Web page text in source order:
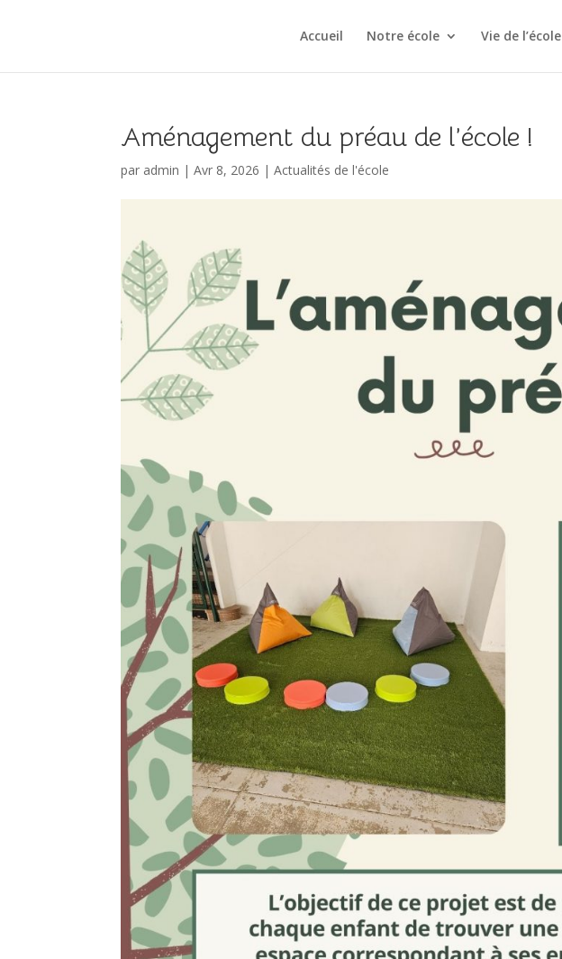
Accueil Notre école Vie de l’école
Aménagement du préau de l’école !
par admin |Avr 8, 2026 |Actualités de l'école